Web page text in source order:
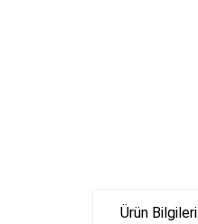
Ürün Bilgileri